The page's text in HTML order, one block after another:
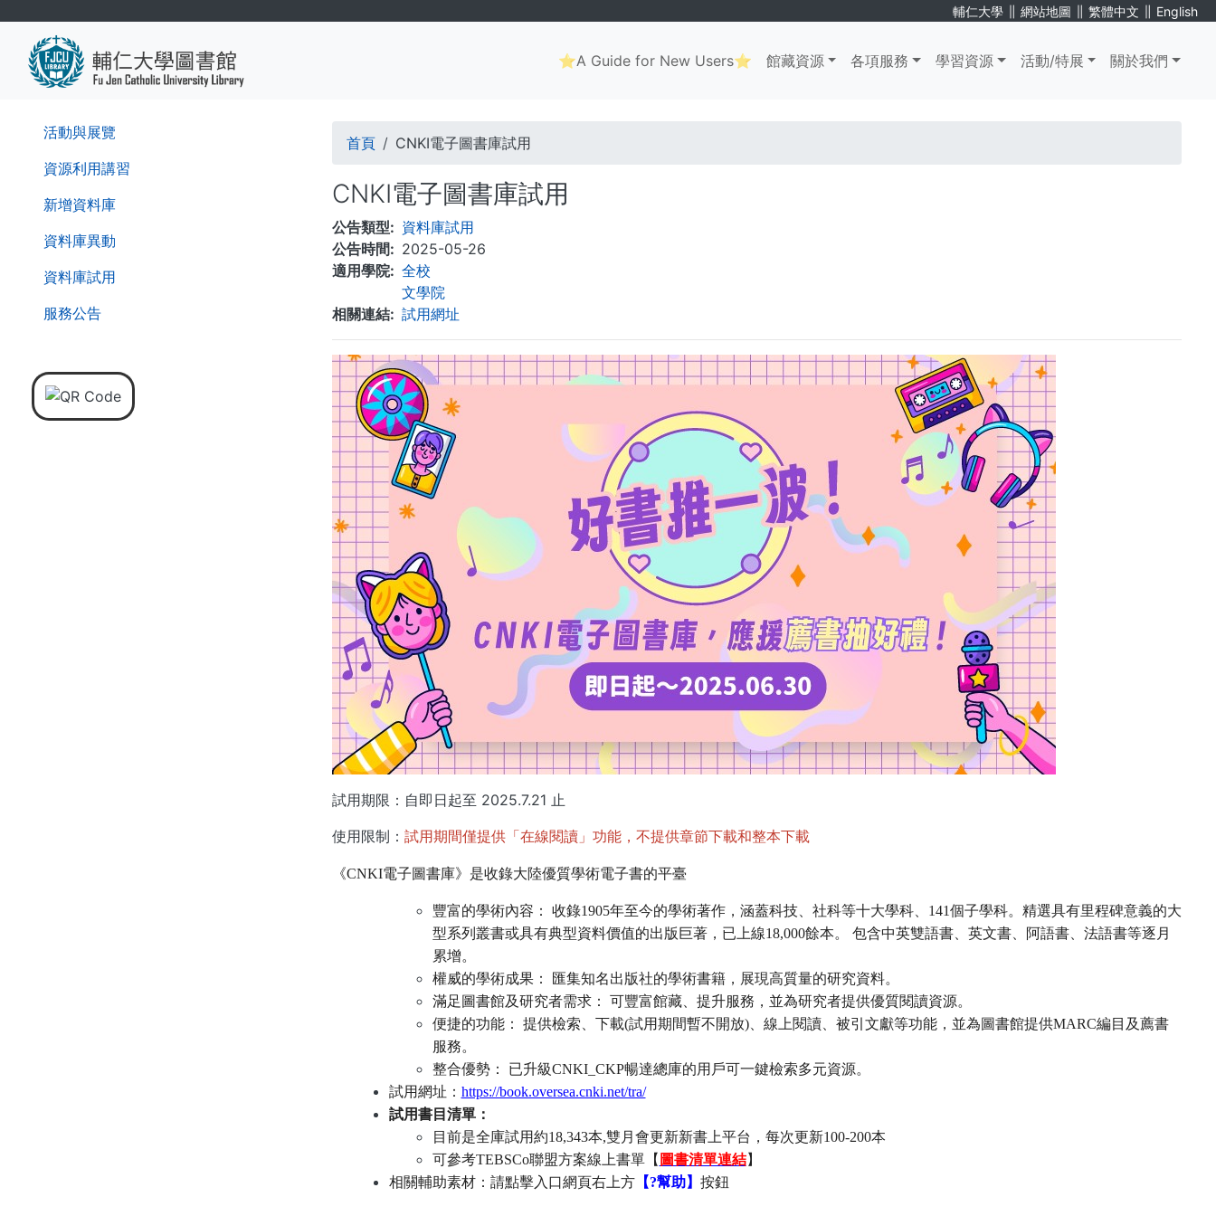
輔仁大學 ∥ 網站地圖 ∥ 繁體中文 ∥ English
Main
navigation
⭐A Guide for New Users⭐ 館藏資源 各項服務 學習資源 活動/特展 關於我們
活動與展覽
資源利用講習
新增資料庫
資料庫異動
資料庫試用
服務公告
導
連
結
首頁 CNKI電子圖書庫試用
CNKI電子圖書庫試用
公告類型
資料庫試用
公告時間
2025-05-26
適用學院
全校
文學院
相關連結
試用網址
試用期限：自即日起至 2025.7.21 止
使用限制： 試用期間僅提供「 在線閱讀」 功能，不提供章節下載和整本下載
《CNKI電子圖書庫》是收錄大陸優質學術電子書的平臺
豐富的學術內容： 收錄1905年至今的學術著作，涵蓋科技、社科等十大學科、 141個子學科。精選具有里程碑意義的大
型系列叢書或具有典型資料價值的出版巨著，已上線18,000餘本。
包含中英雙語書、英文書、阿語書、法語書等逐月
累增。
權威的學術成果：
匯集知名出版社的學術書籍，展現高質量的研究資料。
滿足圖書館及研究者需求：
可豐富館藏、提升服務，並為研究者提供優質閱讀資源。
便捷的功能：
提供檢索、下載(試用期間暫不開放)、線上閱讀、被引文獻等功能，並為圖書館提供MARC編目及薦書
服務。
整合優勢：
已升級CNKI_CKP暢達總庫的用戶可一鍵檢索多元資源。
試用網址： https://book.oversea.cnki.net/tra/
試用書目清單：
目前是全庫試用約18,343本,雙月會更新新書上平台，每次更新100-200本
可參考TEBSCo聯盟方案線上書單【 圖書清單連結】
相關輔助素材：請點擊入口網頁右上方【?幫助】 按鈕